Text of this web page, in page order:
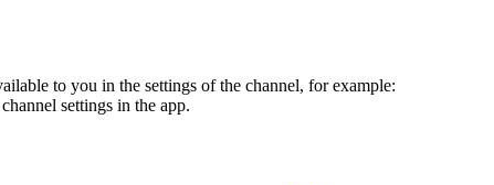
to you in the settings of the channel, for example:
settings in the app.